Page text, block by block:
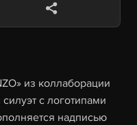
из коллаборации
с логотипами
надписью